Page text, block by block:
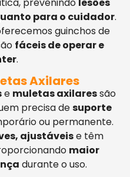
para o cuidador.
guinchos de
fáceis de operar e
.
Axilares
e muletas axilaressão
precisa desuporte
ou permanente.
ajustáveise têm
maior
durante o uso.